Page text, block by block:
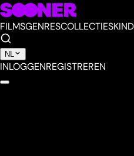
FILMSGENRESCOLLECTIES
NL
INLOGGENREGISTREREN